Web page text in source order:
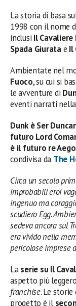
La storia di basa
1998 con il nome
inclusi Il
Spada Giuratae Il
Ambientate nel
Fuoco, su cui si
le avventure di
eventi narrati
Dunk è Ser
futuro Lord
è il futuro re
condivisa da The
Circa un secolo
improbabili eroi
ingenuo ma
scudiero Egg.
sedeva ancora sul
era vivido nella
pericolose imprese
Laserie su Il
aspetto più
franchise. Le storie
progetto è il